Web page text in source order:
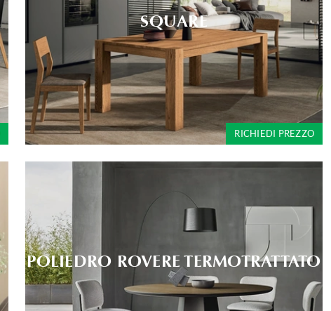
SQUARE
RICHIEDI PREZZO
POLIEDRO ROVERE TERMOTRATTATO